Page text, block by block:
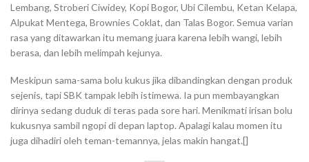
Lembang, Stroberi Ciwidey, Kopi Bogor, Ubi Cilembu, Ketan Kelapa,
Alpukat Mentega, Brownies Coklat, dan Talas Bogor. Semua varian
rasa yang ditawarkan itu memang juara karena lebih wangi, lebih
berasa, dan lebih melimpah kejunya.
Meskipun sama-sama bolu kukus jika dibandingkan dengan produk
sejenis, tapi SBK tampak lebih istimewa. Ia pun membayangkan
dirinya sedang duduk di teras pada sore hari. Menikmati irisan bolu
kukusnya sambil ngopi di depan laptop. Apalagi kalau momen itu
juga dihadiri oleh teman-temannya, jelas makin hangat.[]